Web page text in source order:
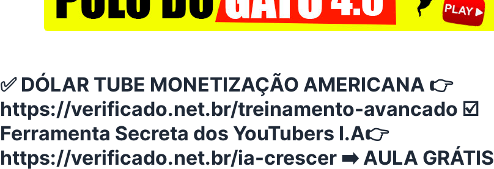
✅ DÓLAR TUBE MONETIZAÇÃO AMERICANA 👉
https://verificado.net.br/treinamento-avancado ☑️
Ferramenta Secreta dos YouTubers I.A👉
https://verificado.net.br/ia-crescer ➡️ AULA GRÁTIS